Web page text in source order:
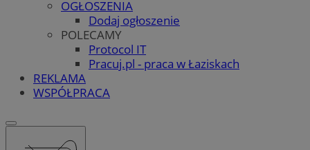
OGŁOSZENIA
Dodaj ogłoszenie
POLECAMY
Protocol IT
Pracuj.pl - praca w Łaziskach
REKLAMA
WSPÓŁPRACA